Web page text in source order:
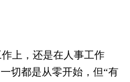
上，还是在人事工作
切都是从零开始，但“有